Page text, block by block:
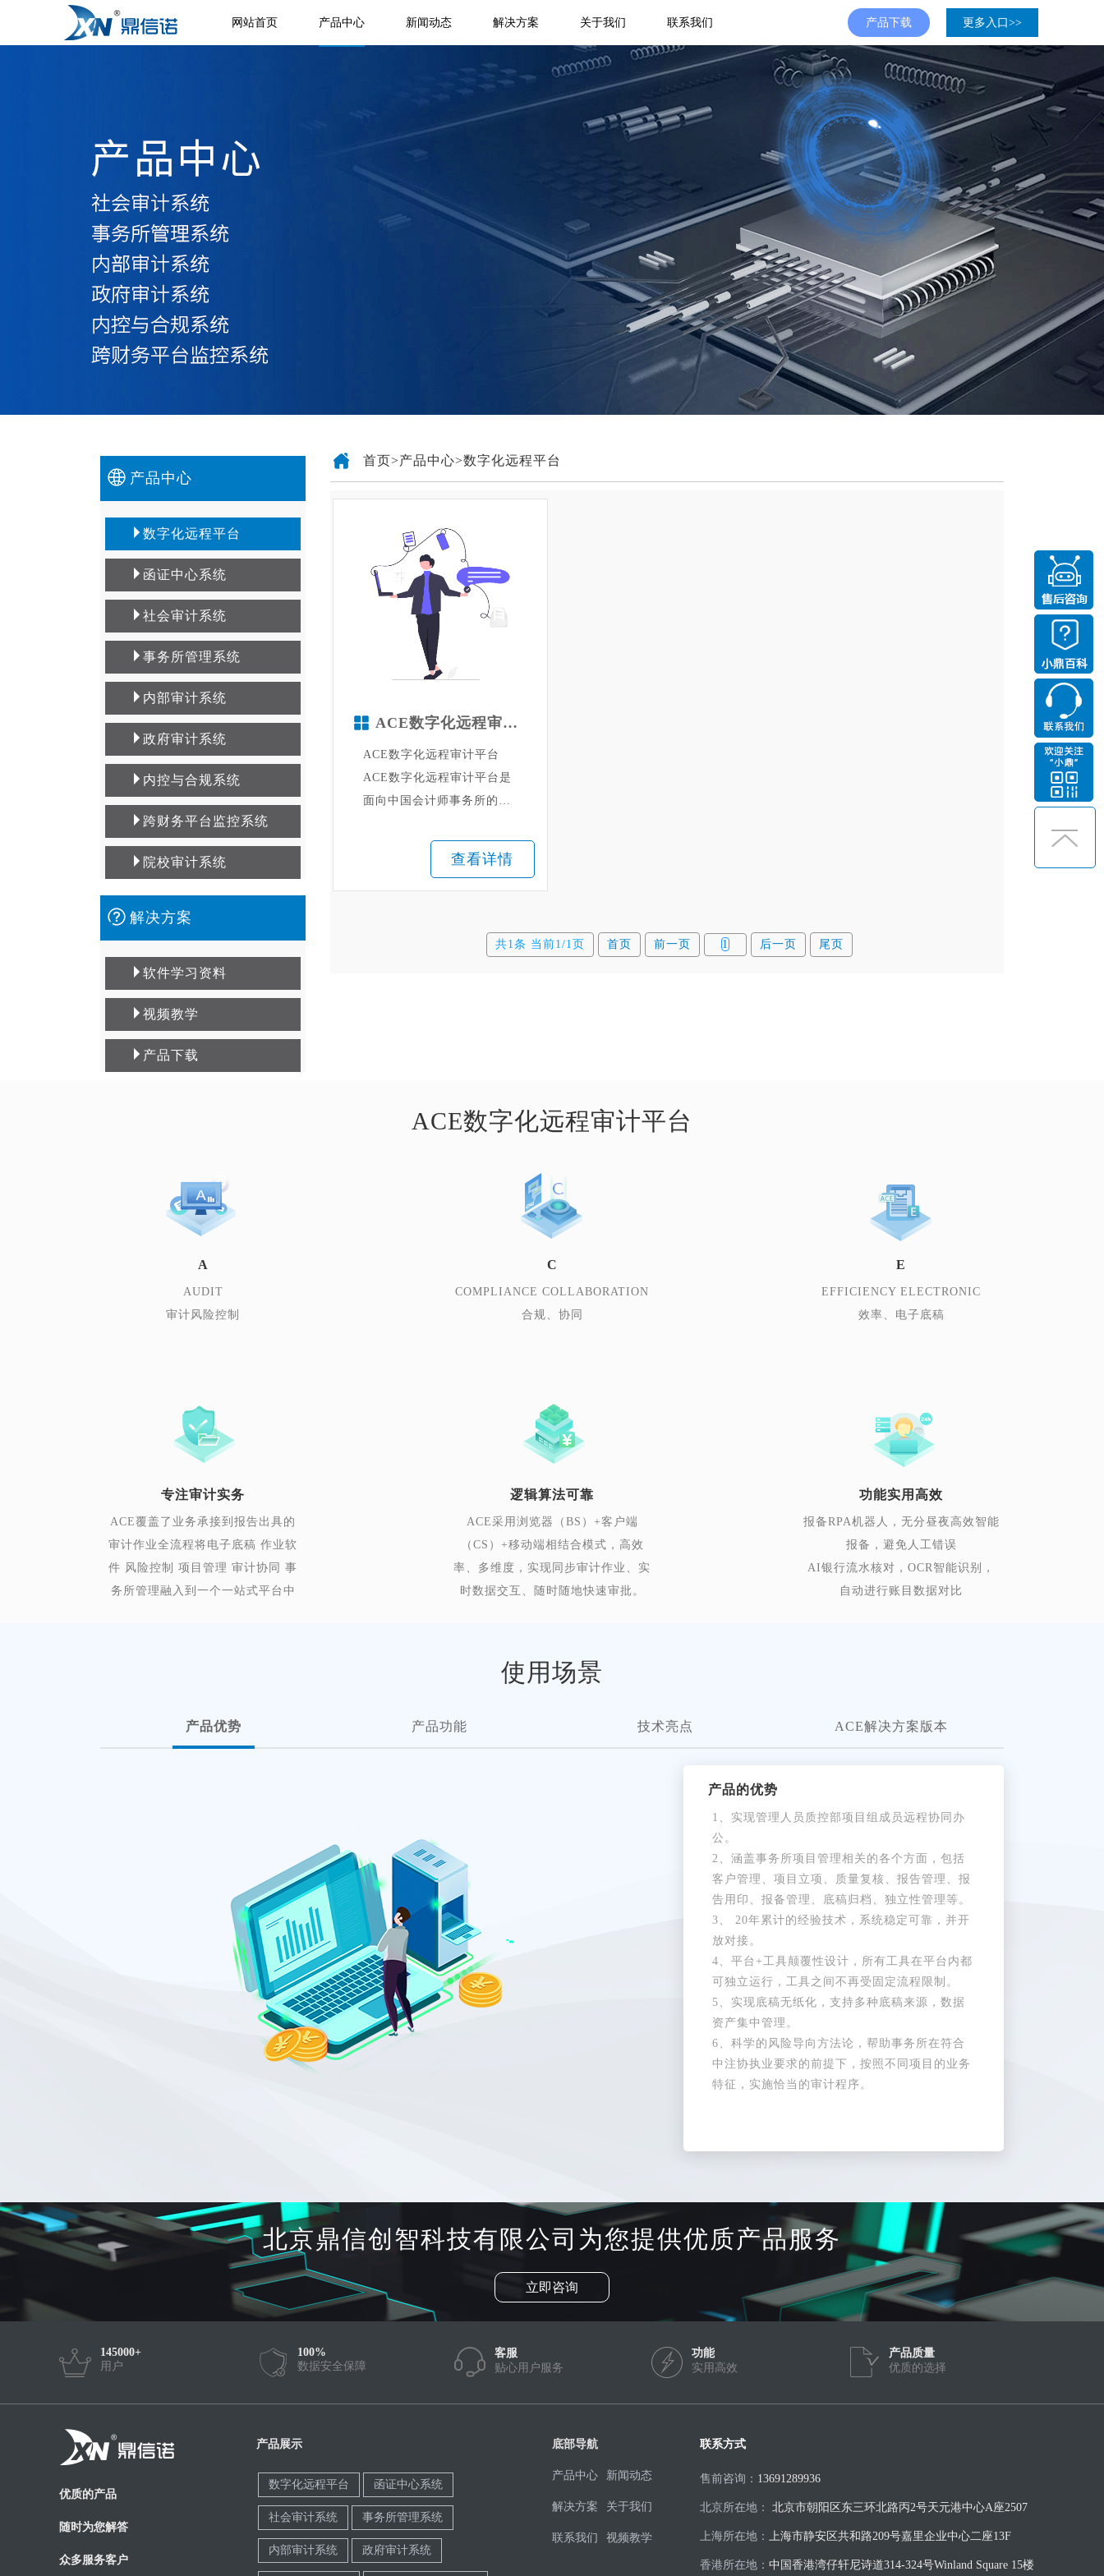
网站首页 产品中心
函证中心系统 社会审计系统
审计作业系统 云审计平台
在线审计系统 内审作业系统
政府审计系统
联网审计系统 审计作业系统
内控与合规系统
风险管理系统 内控管理系统
院校审计系统
院校内部审计系统 审计实验教学系统
新闻动态
行业资讯 技术通知 小鼎课堂
解决方案
事务所管理系统 政府审计系统
政府审计系统解决方案
内控与合规系统
内控与合规系统
产品中心
集团经营分析系统
内部审计系统
内部审计系统
院校审计系统
关于我们 联系我们 更多入口>>
产品下载
产品中心
数字化远程平台
函证中心系统
社会审计系统
事务所管理系统
内部审计系统
政府审计系统
内控与合规系统
跨财务平台监控系统
院校审计系统
解决方案
软件学习资料
视频教学
产品下载
首页>产品中心>数字化远程平台
ACE数字化远程审计平台
ACE数字化远程审计平台
ACE数字化远程审计平台是
面向中国会计师事务所的新
术、新架构，依托全球经
验，为中国注册会计师提供
专业的、整体的信息化解决
查看详情
共1条 当前1/1页 首页 前一页 1 后一页 尾页
ACE数字化远程审计平台
A
AUDIT
审计风险控制
C
COMPLIANCE COLLABORATION
合规、协同
E
EFFICIENCY ELECTRONIC
效率、电子底稿
专注审计实务
ACE覆盖了业务承接到报告出具的
审计作业全流程将电子底稿 作业软
件 风险控制 项目管理 审计协同 事
务所管理融入到一个一站式平台中
逻辑算法可靠
ACE采用浏览器（BS）+客户端
（CS）+移动端相结合模式，高效
率、多维度，实现同步审计作业、实
时数据交互、随时随地快速审批。
功能实用高效
报备RPA机器人，无分昼夜高效智能
报备，避免人工错误
AI银行流水核对，OCR智能识别，
自动进行账目数据对比
使用场景
产品优势 产品功能 技术亮点 ACE解决方案版本
产品的优势
1、实现管理人员质控部项目组成员远程协同办
公。
2、涵盖事务所项目管理相关的各个方面，包括
客户管理、项目立项、质量复核、报告管理、报
告用印、报备管理、底稿归档、独立性管理等。
3、 20年累计的经验技术，系统稳定可靠，并开
放对接。
4、平台+工具颠覆性设计，所有工具在平台内都
可独立运行，工具之间不再受固定流程限制。
5、实现底稿无纸化，支持多种底稿来源，数据
资产集中管理。
6、科学的风险导向方法论，帮助事务所在符合
中注协执业要求的前提下，按照不同项目的业务
特征，实施恰当的审计程序。
北京鼎信创智科技有限公司为您提供优质产品服务
立即咨询
145000+
用户
100%
数据安全保障
客服
贴心用户服务
功能
实用高效
产品质量
优质的选择
优质的产品
随时为您解答
众多服务客户
产品展示
数字化远程平台 函证中心系统
社会审计系统 事务所管理系统
内部审计系统 政府审计系统
底部导航
产品中心 新闻动态
解决方案 关于我们
联系我们 视频教学
联系方式
售前咨询： 13691289936
北京所在地： 北京市朝阳区东三环北路丙2号天元港中心A座2507
上海所在地： 上海市静安区共和路209号嘉里企业中心二座13F
香港所在地： 中国香港湾仔轩尼诗道314-324号Winland Square 15楼